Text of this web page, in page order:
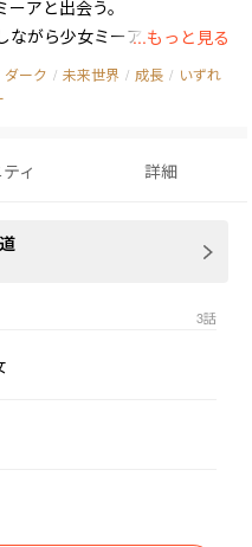
アと出会う。
ながら少女ミーアを始末する
と決意するQDBP6037。
力が起動しQDBP6037はミ
は？
...もっと見る
ダーク / 未来世界 / 成長 / いずれ
ィ 詳細
3話